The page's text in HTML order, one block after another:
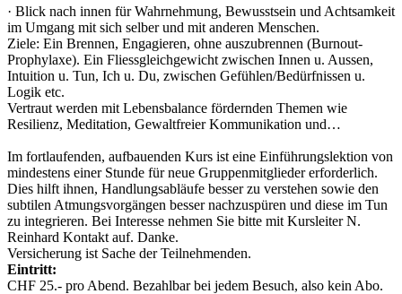
· Blick nach innen für Wahrnehmung, Bewusstsein und Achtsamkeit
im Umgang mit sich selber und mit anderen Menschen.
Ziele: Ein Brennen, Engagieren, ohne auszubrennen (Burnout-
Prophylaxe). Ein Fliessgleichgewicht zwischen Innen u. Aussen,
Intuition u. Tun, Ich u. Du, zwischen Gefühlen/Bedürfnissen u.
Logik etc.
Vertraut werden mit Lebensbalance fördernden Themen wie
Resilienz, Meditation, Gewaltfreier Kommunikation und…
Im fortlaufenden, aufbauenden Kurs ist eine Einführungslektion von
mindestens einer Stunde für neue Gruppenmitglieder erforderlich.
Dies hilft ihnen, Handlungsabläufe besser zu verstehen sowie den
subtilen Atmungsvorgängen besser nachzuspüren und diese im Tun
zu integrieren. Bei Interesse nehmen Sie bitte mit Kursleiter N.
Reinhard Kontakt auf. Danke.
Versicherung ist Sache der Teilnehmenden.
Eintritt:
CHF 25.- pro Abend. Bezahlbar bei jedem Besuch, also kein Abo.